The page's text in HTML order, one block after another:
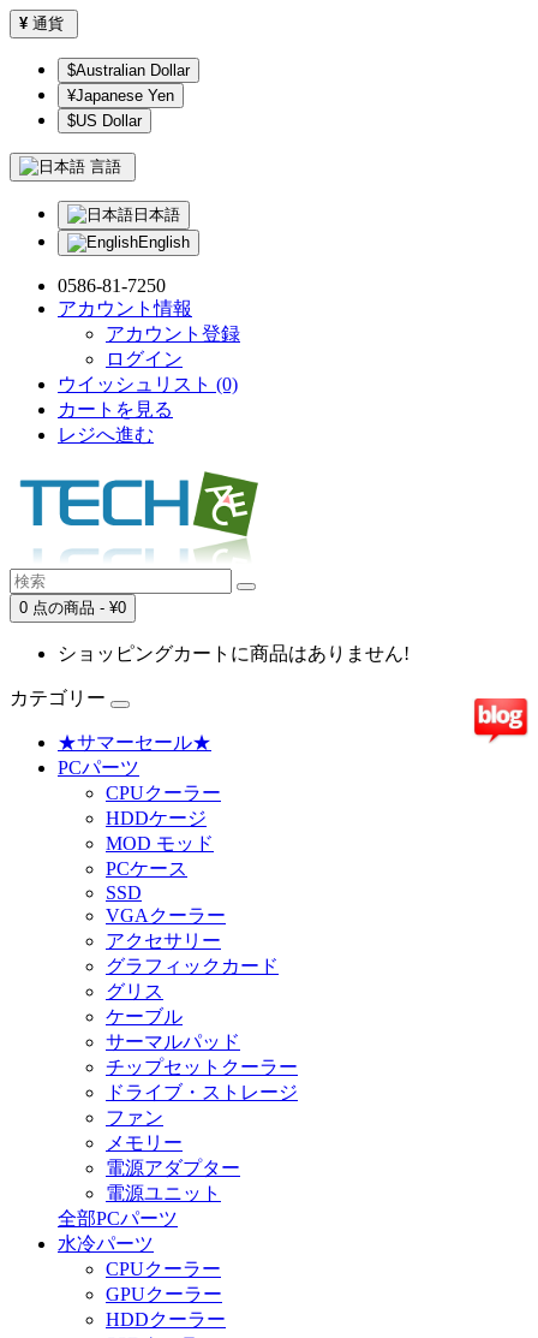
¥ 通貨
$Australian Dollar
¥Japanese Yen
$US Dollar
言語
日本語
English
0586-81-7250
アカウント情報
アカウント登録
ログイン
ウイッシュリスト (0)
カートを見る
レジへ進む
0 点の商品 - ¥0
ショッピングカートに商品はありません!
カテゴリー
★サマーセール★
PCパーツ
CPUクーラー
HDDケージ
MOD モッド
PCケース
SSD
VGAクーラー
アクセサリー
グラフィックカード
グリス
ケーブル
サーマルパッド
チップセットクーラー
ドライブ・ストレージ
ファン
メモリー
電源アダプター
電源ユニット
全部PCパーツ
水冷パーツ
CPUクーラー
GPUクーラー
HDDクーラー